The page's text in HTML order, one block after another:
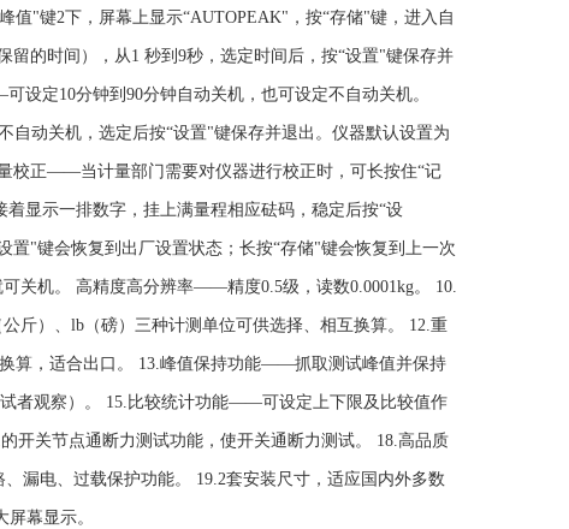
"键2下，屏幕上显示“AUTOPEAK"，按“存储"键，进入自
的时间），从1 秒到9秒，选定时间后，按“设置"键保存并
定10分钟到90分钟自动关机，也可设定不自动关机。
自动关机，选定后按“设置"键保存并退出。仪器默认设置为
校正——当计量部门需要对仪器进行校正时，可长按住“记
显示一排数字，挂上满量程相应砝码，稳定后按“设
"键会恢复到出厂设置状态；长按“存储"键会恢复到上一次
关机。 高精度高分辨率——精度0.5级，读数0.0001kg。 10.
斤）、lb（磅）三种计测单位可供选择、相互换算。 12.重
算，适合出口。 13.峰值保持功能——抓取测试峰值并保持
者观察）。 15.比较统计功能——可设定上下限及比较值作
关节点通断力测试功能，使开关通断力测试。 18.高品质
漏电、过载保护功能。 19.2套安装尺寸，适应国内外多数
幕显示。